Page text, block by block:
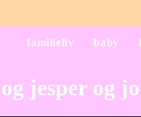
familieliv baby
jesper og